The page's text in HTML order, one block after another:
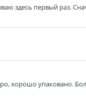
здесь первый раз.
хорошо упаковано.